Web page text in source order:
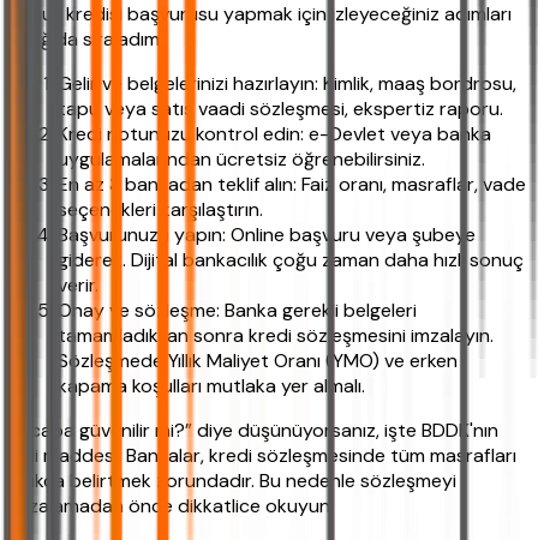
Konut kredisi başvurusu yapmak için izleyeceğiniz adımları
aşağıda sıraladım:
Gelir ve belgelerinizi hazırlayın: Kimlik, maaş bordrosu,
tapu veya satış vaadi sözleşmesi, ekspertiz raporu.
Kredi notunuzu kontrol edin: e-Devlet veya banka
uygulamalarından ücretsiz öğrenebilirsiniz.
En az 3 bankadan teklif alın: Faiz oranı, masraflar, vade
seçenekleri karşılaştırın.
Başvurunuzu yapın: Online başvuru veya şubeye
giderek. Dijital bankacılık çoğu zaman daha hızlı sonuç
verir.
Onay ve sözleşme: Banka gerekli belgeleri
tamamladıktan sonra kredi sözleşmesini imzalayın.
Sözleşmede Yıllık Maliyet Oranı (YMO) ve erken
kapama koşulları mutlaka yer almalı.
“Acaba güvenilir mi?” diye düşünüyorsanız, işte BDDK'nın
ilgili maddesi: Bankalar, kredi sözleşmesinde tüm masrafları
açıkça belirtmek zorundadır. Bu nedenle sözleşmeyi
imzalamadan önce dikkatlice okuyun.